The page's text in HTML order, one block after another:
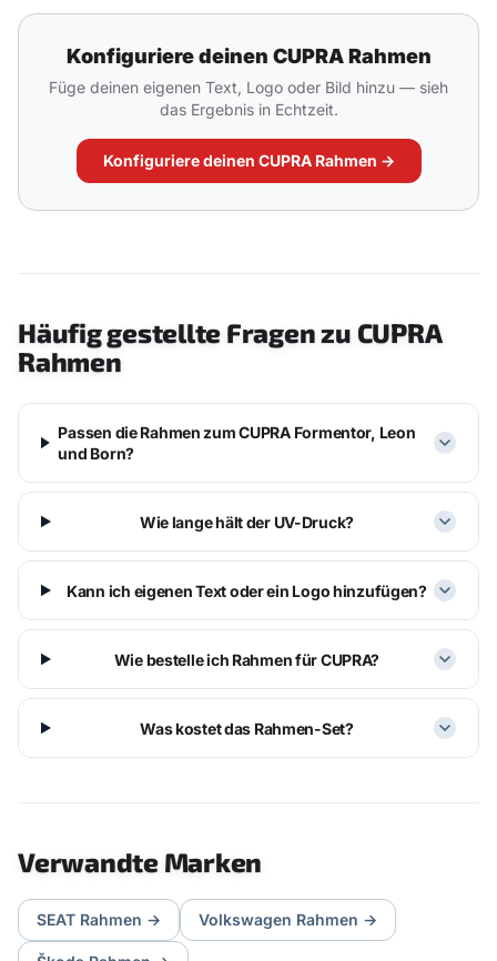
Konfiguriere deinen CUPRA Rahmen
Füge deinen eigenen Text, Logo oder Bild hinzu — sieh
das Ergebnis in Echtzeit.
Konfiguriere deinen CUPRA Rahmen →
Häufig gestellte Fragen zu CUPRA
Rahmen
Passen die Rahmen zum CUPRA Formentor, Leon
und Born?
Wie lange hält der UV-Druck?
Kann ich eigenen Text oder ein Logo hinzufügen?
Wie bestelle ich Rahmen für CUPRA?
Was kostet das Rahmen-Set?
Verwandte Marken
SEAT Rahmen → Volkswagen Rahmen →